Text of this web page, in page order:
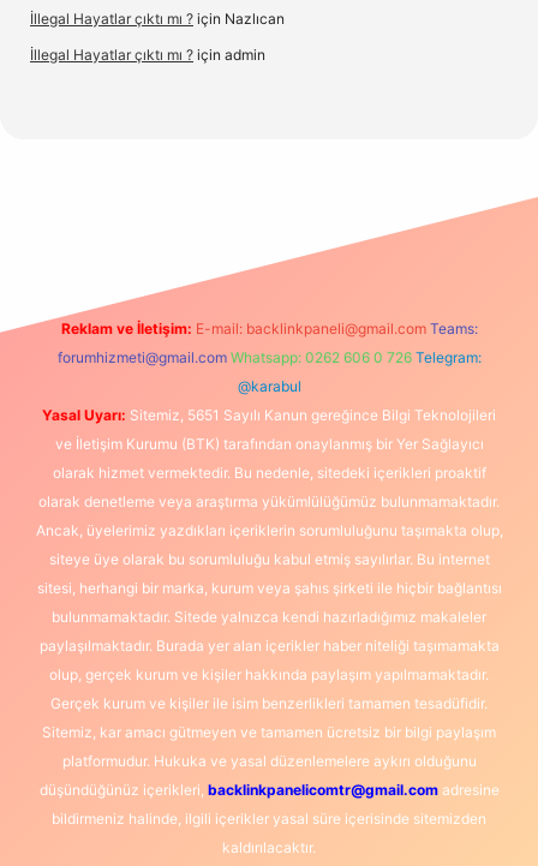
İllegal Hayatlar çıktı mı ? için Nazlıcan
İllegal Hayatlar çıktı mı ? için admin
Reklam ve İletişim: E-mail: backlinkpaneli@gmail.com Teams:
forumhizmeti@gmail.com Whatsapp: 0262 606 0 726 Telegram:
@karabul
Yasal Uyarı: Sitemiz, 5651 Sayılı Kanun gereğince Bilgi Teknolojileri
ve İletişim Kurumu (BTK) tarafından onaylanmış bir Yer Sağlayıcı
olarak hizmet vermektedir. Bu nedenle, sitedeki içerikleri proaktif
olarak denetleme veya araştırma yükümlülüğümüz bulunmamaktadır.
Ancak, üyelerimiz yazdıkları içeriklerin sorumluluğunu taşımakta olup,
siteye üye olarak bu sorumluluğu kabul etmiş sayılırlar. Bu internet
sitesi, herhangi bir marka, kurum veya şahıs şirketi ile hiçbir bağlantısı
bulunmamaktadır. Sitede yalnızca kendi hazırladığımız makaleler
paylaşılmaktadır. Burada yer alan içerikler haber niteliği taşımamakta
olup, gerçek kurum ve kişiler hakkında paylaşım yapılmamaktadır.
Gerçek kurum ve kişiler ile isim benzerlikleri tamamen tesadüfidir.
Sitemiz, kar amacı gütmeyen ve tamamen ücretsiz bir bilgi paylaşım
platformudur. Hukuka ve yasal düzenlemelere aykırı olduğunu
düşündüğünüz içerikleri, backlinkpanelicomtr@gmail.comadresine
bildirmeniz halinde, ilgili içerikler yasal süre içerisinde sitemizden
kaldırılacaktır.